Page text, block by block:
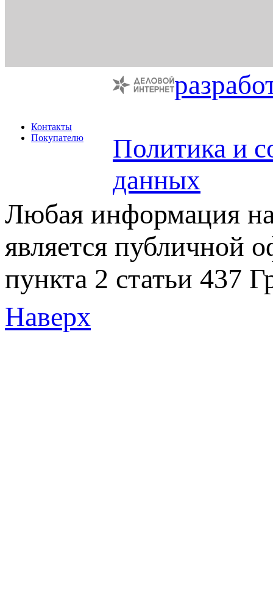
Контакты
Покупателю
Политика и
данных
Любая информация на
является публичной
пункта 2 статьи 437
Наверх